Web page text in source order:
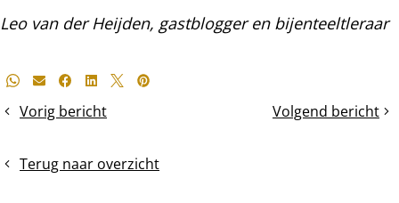
Leo van der Heijden, gastblogger en bijenteeltleraar
Deel
bericht
Whatsapp
E-mailFacebook
LinkedIn
X Pinterest
Vorig bericht
Haal
honingkamers
Volgend bericht
Ruimte
Terug naar overzicht